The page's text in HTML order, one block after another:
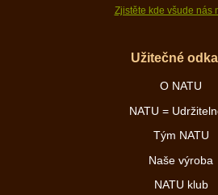
Zjistěte kde všude nás
Užitečné
O NATU
NATU =
Tým NATU
Naše výroba
NATU klub